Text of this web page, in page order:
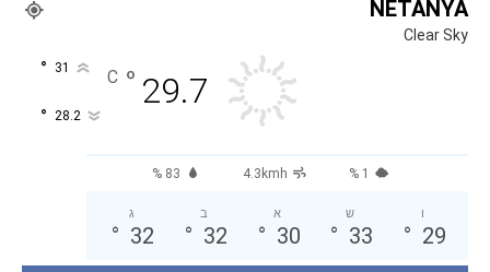
NETANYA
Clear Sky
29.7
°
C
31
°
28.2
°
83 % 4.3kmh 1 %
ו
29
°
ש
33
°
א
30
°
ב
32
°
ג
32
°